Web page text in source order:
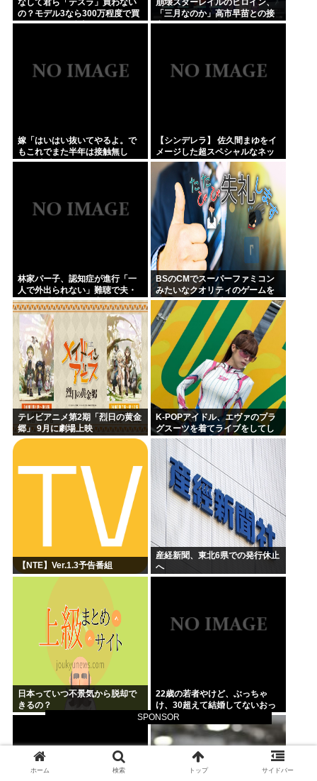
SPONSOR
なして君ら「テスラ」買わない
の？モデル3なら300万程度で買
える.コスパ最強車がここにある
崩壊スターレイルのヒロイン、
「三月なのか」高市早苗との接
点があまりにも多すぎる。もし
嫁「はいはい抜いてやるよ。で
もこれでまた半年は接触無し
な」 暗黙のこれツラ過ぎるだろ
【シンデレラ】 佐久間まゆをイ
メージした超スペシャルなネッ
クレスが登場する件について
林家パー子、認知症が進行「一
人で外出られない」難聴で夫・
ペーと「筆談」…自宅全焼から
約1年
BSのCMでスーパーファミコン
みたいなクオリティのゲームを
8000円ぐらいで売ってるでしょ
テレビアニメ第2期「烈日の黄金
郷」 9月に劇場上映
K-POPアイドル、エヴァのプラ
グスーツを着てライブをしてし
まう…これは非常にえちち
【NTE】Ver.1.3予告番組
産経新聞、東北6県での発行休止
へ
日本っていつ不景気から脱却で
きるの？
22歳の若者やけど、ぶっちゃ
け、30超えて結婚してないおっ
さんのこと見下してる
ホーム 検索 トップ サイドバー